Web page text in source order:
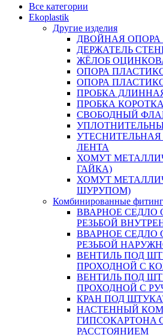
Все категории
Ekoplastik
Другие изделия
ДВОЙНАЯ
ДЕРЖАТЕЛЬ
ЖЁЛОБ
ОПОРА
ОПОРА
ПРОБКА
ПРОБКА
СВОБОДНЫЙ
ЛЕНТА
ХОМУТ
ГАЙКА)
ХОМУТ
ШУРУПОМ)
Комбинированные
ВВАРНОЕ СЕДЛО
РЕЗЬБОЙ
ВВАРНОЕ СЕДЛО
РЕЗЬБОЙ
ВЕНТИЛЬ ПОД
ПРОХОДНОЙ С
ВЕНТИЛЬ ПОД
ПРОХОДНОЙ С
КРАН ПОД
НАСТЕННЫЙ
ГИПСОКАРТОНA
РАССТОЯНИЕМ